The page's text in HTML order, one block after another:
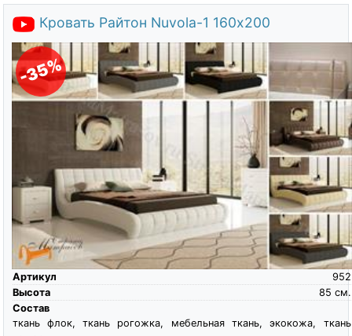
Кровать Райтон Nuvola-1 160х200
-35%
Артикул
952
Высота
см.
85
Состав
ткань флок, ткань рогожка, мебельная ткань, экокожа, ткань